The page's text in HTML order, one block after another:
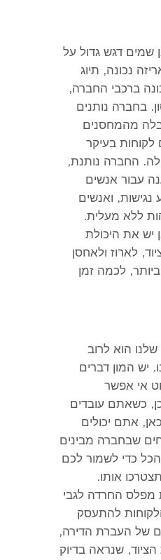
שמים דגש גדול על
נכונה, תיוג
ברכבי החברה,
. בחברה נותנים
מהמחסנים
לקוחות בעיקר
. החברה נותנת,
עבור אנשים
נגישות, ואנשים
ללא מעלית.
יש את היכולת
, לארוז ולאחסן
, לכמה זמן
הוא לרוב
. יש המון דברים
אי אפשר
, כשאתם עובדים
, אתם יכולים
שבחברה מבינים
כדי לשמור לכם
אותו.
מפלס החרדה לגבי
להתעסק
של העברת הדירה,
, שנראה בדיוק